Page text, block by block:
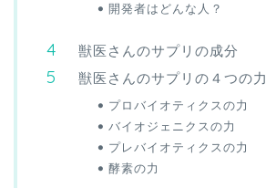
開発者はどんな人？
獣医さんのサプリの成分
獣医さんのサプリの４つの力
プロバイオティクスの力
バイオジェニクスの力
プレバイオティクスの力
酵素の力